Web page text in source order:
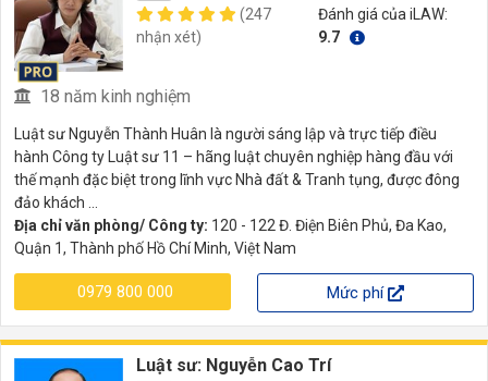
(247
nhận xét)
Đánh giá của iLAW:
9.7
18 năm kinh nghiệm
Luật sư Nguyễn Thành Huân là người sáng lập và trực tiếp điều
hành Công ty Luật sư 11 – hãng luật chuyên nghiệp hàng đầu với
thế mạnh đặc biệt trong lĩnh vực Nhà đất & Tranh tụng, được đông
đảo khách ...
Địa chỉ văn phòng/ Công ty: 120 - 122 Đ. Điện Biên Phủ, Đa Kao,
Quận 1, Thành phố Hồ Chí Minh, Việt Nam
0979 800 000 Mức phí
Luật sư: Nguyễn Cao Trí